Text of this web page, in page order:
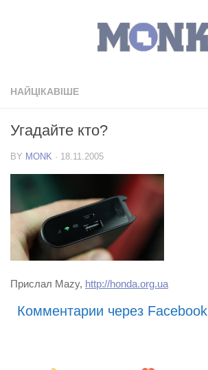
НАЙЦІКАВІШЕ
Угадайте кто?
BY MONK · 18.11.2005
Прислал Mazy, http://honda.org.ua
Комментарии через Facebook